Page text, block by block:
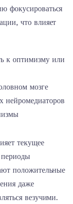
фокусироваться
что влияет
к оптимизму или
мозге
нейромедиаторов
текущее
положительные
даже
везучими.